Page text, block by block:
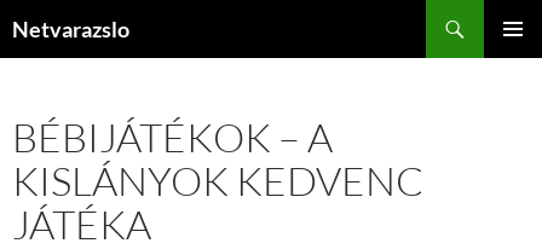
Netvarazslo
BÉBIJÁTÉKOK – A
KISLÁNYOK KEDVENC
JÁTÉKA